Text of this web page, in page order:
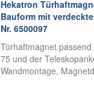
Hekatron
Bauform mit
Nr. 6500097
Türhaftmagnet
75 und der
Wandmontage,